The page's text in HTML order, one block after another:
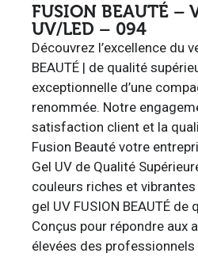
FUSION BEAUTÉ –
UV/LED – 094
Découvrez l’excellence du
BEAUTÉ | de qualité
exceptionnelle d’une
renommée. Notre
satisfaction client et la
Fusion Beauté votre
Gel UV de Qualité
couleurs riches et
gel UV FUSION BEAUTÉ de
Conçus pour répondre aux
élevées des professionnels